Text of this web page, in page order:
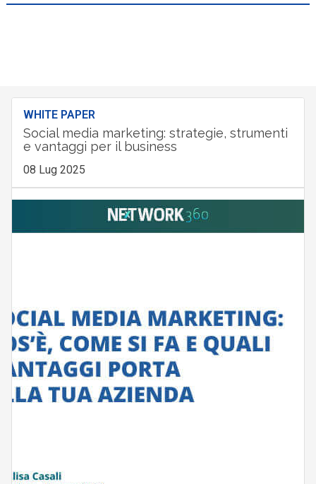
WHITE PAPER
Social media marketing: strategie, strumenti
e vantaggi per il business
08 Lug 2025